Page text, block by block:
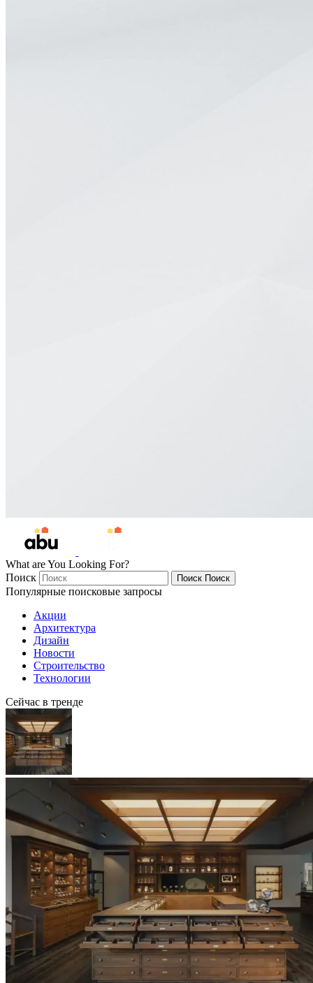
What are You Looking For?
Поиск
Поиск Поиск
Популярные поисковые запросы
Акции
Архитектура
Дизайн
Новости
Строительство
Технологии
Сейчас в тренде